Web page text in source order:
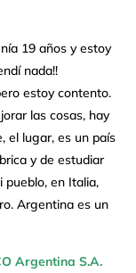
19 años y estoy
nada!!
estoy contento.
las cosas, hay
el lugar, es un país
y de estudiar
pueblo, en Italia,
Argentina es un
Argentina S.A.